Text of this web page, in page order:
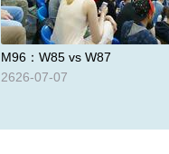
M96：W85 vs W87
2626-07-07